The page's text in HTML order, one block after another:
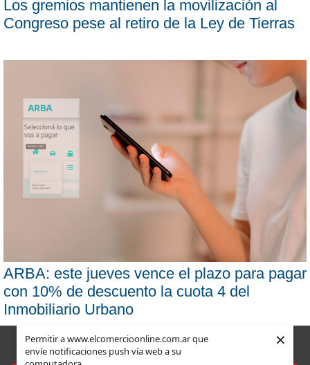
Permitir a www.elcomercioonline.com.ar que
envíe notificaciones push vía web a su
×
Los gremios mantienen la movilización al
Congreso pese al retiro de la Ley de Tierras
ARBA: este jueves vence el plazo para pagar
con 10% de descuento la cuota 4 del
Inmobiliario Urbano